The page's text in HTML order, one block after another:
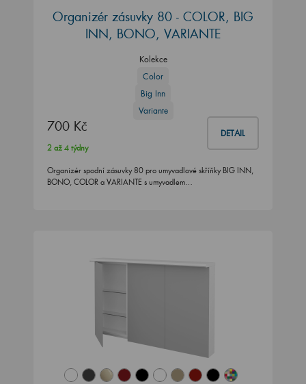
Organizér zásuvky 80 - COLOR, BIG
INN, BONO, VARIANTE
Kolekce
Color
Big Inn
Variante
700 Kč DETAIL
2 až 4 týdny
Organizér spodní zásuvky 80 pro umyvadlové skříňky BIG INN,
BONO, COLOR a VARIANTE s umyvadlem…